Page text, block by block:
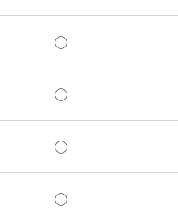
◯
◯
◯
◯